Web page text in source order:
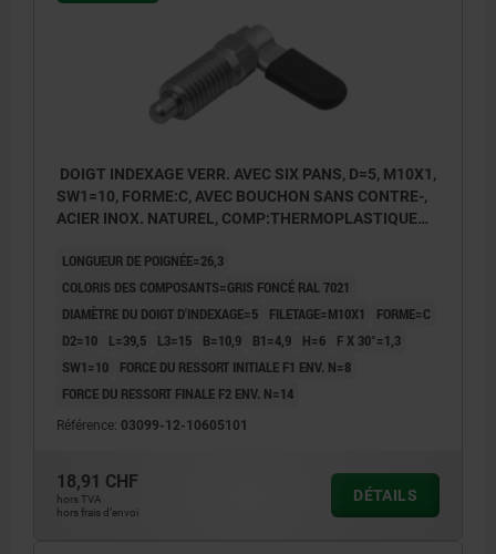
DOIGT INDEXAGE VERR. AVEC SIX PANS, D=5, M10X1,
SW1=10, FORME:C, AVEC BOUCHON SANS CONTRE-,
ACIER INOX. NATUREL, COMP:THERMOPLASTIQUE
LONGUEUR DE POIGNÉE=26,3
COLORIS DES COMPOSANTS=GRIS FONCÉ RAL 7021
DIAMÈTRE DU DOIGT D'INDEXAGE=5
FILETAGE=M10X1
FORME=C
D2=10
L=39,5 L3=15 B=10,9 B1=4,9 H=6
F X 30°=1,3
SW1=10
FORCE DU RESSORT INITIALE F1 ENV. N=8
FORCE DU RESSORT FINALE F2 ENV. N=14
Référence: 03099-12-10605101
18,91 CHF
hors TVA
hors frais d’envoi
DÉTAILS